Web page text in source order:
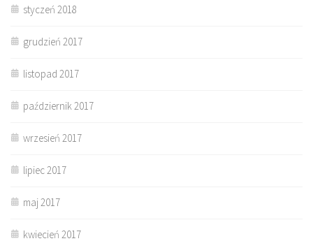
styczeń 2018
grudzień 2017
listopad 2017
październik 2017
wrzesień 2017
lipiec 2017
maj 2017
kwiecień 2017